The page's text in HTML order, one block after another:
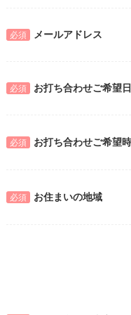
必須 メールアドレス
必須 お打ち合わせご希望日
必須 お打ち合わせご希望
必須 お住まいの地域